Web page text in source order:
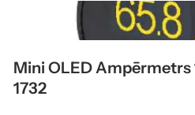
Mini OLED Ampērmetrs
1732